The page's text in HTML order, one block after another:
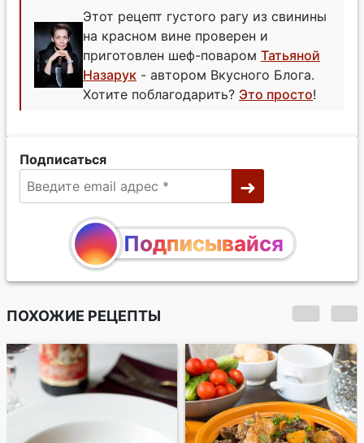
Этот рецепт густого рагу из свинины
на красном вине проверен и
приготовлен шеф-поваром Татьяной
Назарук - автором Вкусного Блога.
Хотите поблагодарить? Это просто!
Подписаться
Подписывайся
ПОХОЖИЕ РЕЦЕПТЫ
Говяжья грудинка в
густом томатном
соусе